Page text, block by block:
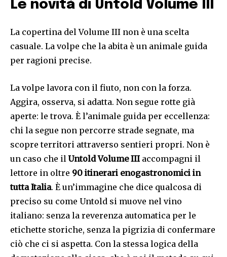
Le novità di Untold Volume III
La copertina del Volume III non è una scelta
casuale. La volpe che la abita è un animale guida
per ragioni precise.
La volpe lavora con il fiuto, non con la forza.
Aggira, osserva, si adatta. Non segue rotte già
aperte: le trova. È l’animale guida per eccellenza:
chi la segue non percorre strade segnate, ma
scopre territori attraverso sentieri propri. Non è
un caso che ilUntold Volume III accompagni il
lettore in oltre 90 itinerari enogastronomici in
tutta Italia. È un’immagine che dice qualcosa di
preciso su come Untold si muove nel vino
italiano: senza la reverenza automatica per le
etichette storiche, senza la pigrizia di confermare
ciò che ci si aspetta. Con la stessa logica della